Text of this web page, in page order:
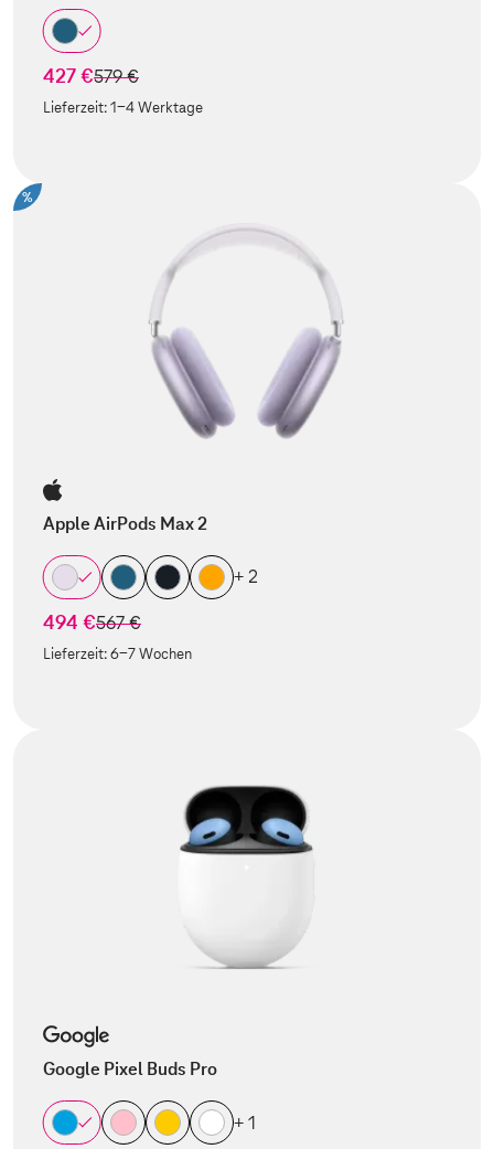
427 €statt
579 €
Lieferzeit:1-4 Werktage
%
Apple AirPods Max 2
+ 2
494 €statt
567 €
Lieferzeit:6-7 Wochen
Google Pixel Buds Pro
+ 1